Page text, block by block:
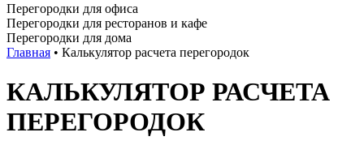
Перегородки для офиса
Перегородки для ресторанов и кафе
Перегородки для дома
Главная • Калькулятор расчета перегородок
КАЛЬКУЛЯТОР РАСЧЕТА
ПЕРЕГОРОДОК